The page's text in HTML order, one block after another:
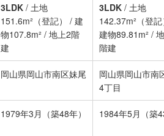
3LDK / 土地
151.6m²（登記）
/ 建
物107.8m² / 地上2階
建
3LDK / 土地
142.37m²（登
建物89.81m² /
階建
岡山県岡山市南区妹尾
岡山県岡山市南
4丁目
1979年3月（築48年） 1984年5月（築